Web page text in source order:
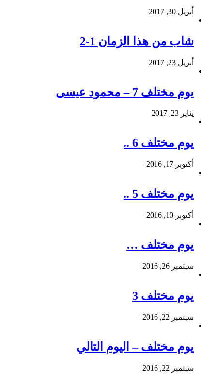
أبريل 30, 2017
شاب من هذا الزمان 1-2
أبريل 23, 2017
يوم مختلف 7 – محمود عيسى
يناير 23, 2017
يوم مختلف 6 ..
أكتوبر 17, 2016
يوم مختلف 5 ..
أكتوبر 10, 2016
يوم مختلف …
سبتمبر 26, 2016
يوم مختلف 3
سبتمبر 22, 2016
يوم مختلف – اليوم التالي
سبتمبر 22, 2016